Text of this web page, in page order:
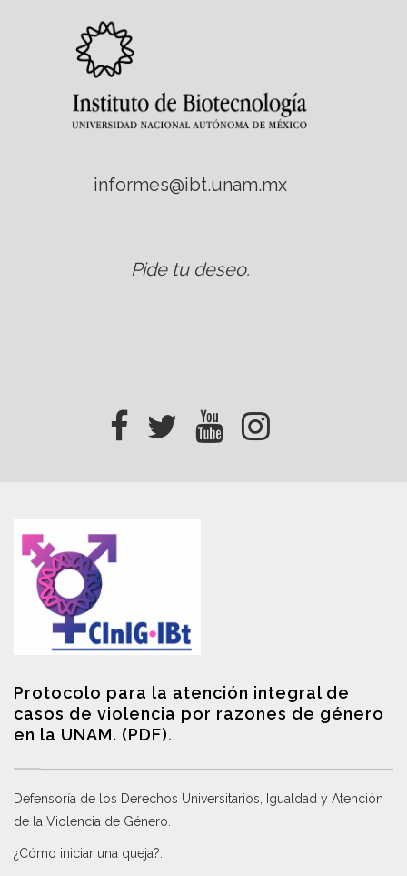
informes@ibt.unam.mx
Pide tu deseo.
Protocolo para la atención integral de
casos de violencia por razones de género
en la UNAM. (PDF).
Defensoría de los Derechos Universitarios, Igualdad y Atención
de la Violencia de Género
¿Cómo iniciar una queja?